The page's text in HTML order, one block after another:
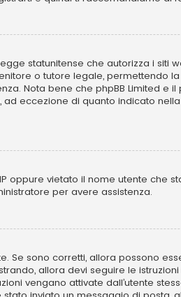
statunitense che autorizza i
o tutore legale, permettendo
Nota bene che phpBB Limited e
eccezione di quanto indicato
oppure vietato il nome utente che
per avere assistenza.
sono corretti, allora possono
allora devi seguire le
vengano attivate dall’utente